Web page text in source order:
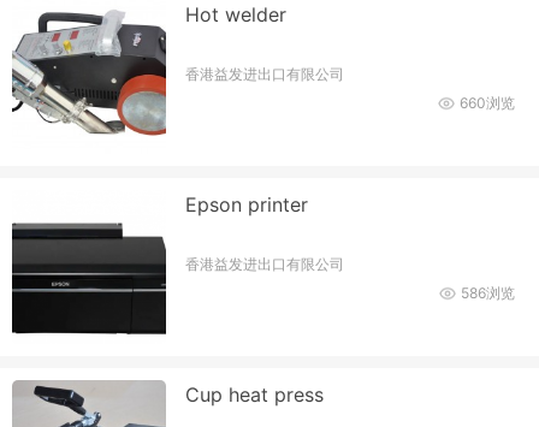
Hot welder
香港益发进出口有限公司
660浏览
Epson printer
香港益发进出口有限公司
586浏览
Cup heat press